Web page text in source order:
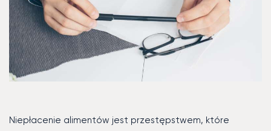
Niepłacenie alimentów jest przestępstwem, które